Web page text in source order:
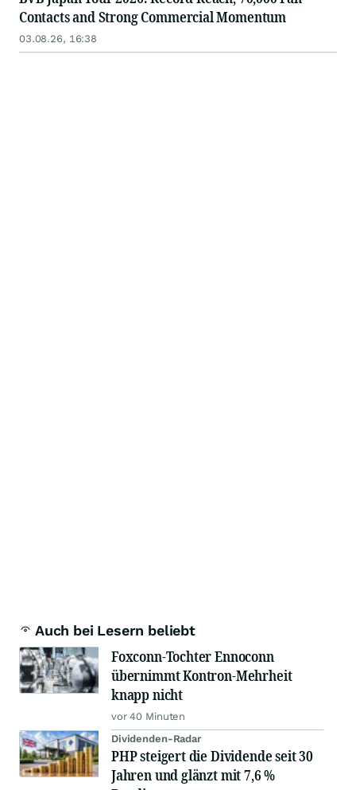
Contacts and Strong Commercial Momentum
03.08.26, 16:38
Auch bei Lesern beliebt
Foxconn-Tochter Ennoconn
übernimmt Kontron-Mehrheit
knapp nicht
vor 40 Minuten
Dividenden-Radar
PHP steigert die Dividende seit 30
Jahren und glänzt mit 7,6 %